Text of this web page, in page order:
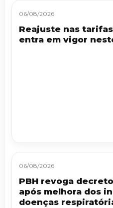
06/08/2026
Reajuste nas
entra em vigor
06/08/2026
PBH revoga
após melhora dos
doenças